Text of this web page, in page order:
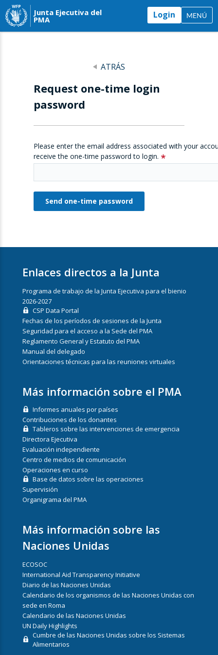
Junta Ejecutiva del
PMA Login MENÚ
ATRÁS
Request one-time login
password
Please enter the email address associated with your
receive the one-time password to login.
Enlaces directos a la Junta
Programa de trabajo de la Junta Ejecutiva para el bienio
2026-2027
CSP Data Portal
Fechas de los períodos de sesiones de la Junta
Seguridad para el acceso a la Sede del PMA
Reglamento General y Estatuto del PMA
Manual del delegado
Orientaciones técnicas para las reuniones virtuales
Más información sobre el PMA
Informes anuales por países
Contribuciones de los donantes
Tableros sobre las intervenciones de emergencia
Directora Ejecutiva
Evaluación independiente
Centro de medios de comunicación
Operaciones en curso
Base de datos sobre las operaciones
Supervisión
Organigrama del PMA
Más información sobre las
Naciones Unidas
ECOSOC
International Aid Transparency Initiative
Diario de las Naciones Unidas
Calendario de los organismos de las Naciones Unidas con
sede en Roma
Calendario de las Naciones Unidas
UN Daily Highlights
Cumbre de las Naciones Unidas sobre los Sistemas
Alimentarios